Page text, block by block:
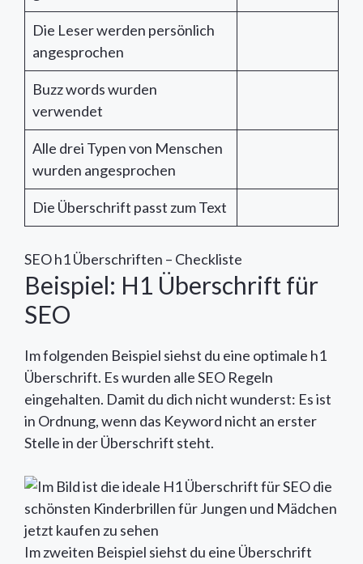
Die Leser werden persönlich
angesprochen
Buzz words wurden
verwendet
Alle drei Typen von Menschen
wurden angesprochen
Die Überschrift passt zum Text
SEO h1 Überschriften – Checkliste
Beispiel: H1 Überschrift für
SEO
Im folgenden Beispiel siehst du eine optimale h1
Überschrift. Es wurden alle SEO Regeln
eingehalten. Damit du dich nicht wunderst: Es ist
in Ordnung, wenn das Keyword nicht an erster
Stelle in der Überschrift steht.
Im zweiten Beispiel siehst du eine Überschrift